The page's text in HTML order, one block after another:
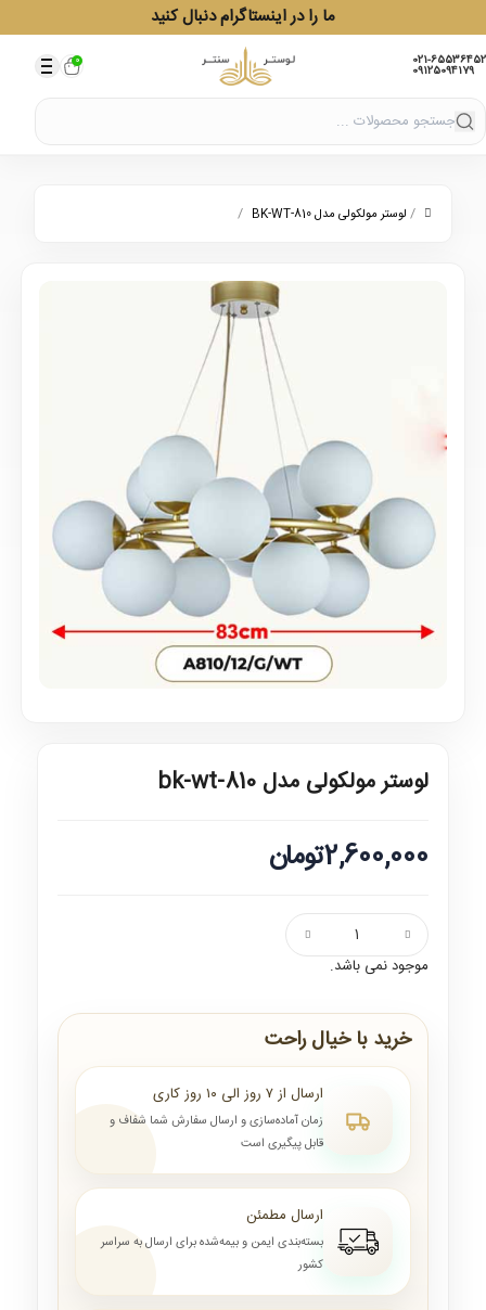
ما را در اینستاگرام دنبال کنید
021-65536452
09125094179
0
/ لوستر مولکولی مدل 810-BK-WT /
لوستر مولکولی مدل 810-bk-wt
2,600,000تومان
موجود نمی باشد.
خرید با خیال راحت
ارسال از ۷ روز الی ۱۰ روز کاری
زمان آماده‌سازی و ارسال سفارش شما شفاف و
قابل پیگیری است
ارسال مطمئن
بسته‌بندی ایمن و بیمه‌شده برای ارسال به سراسر
کشور